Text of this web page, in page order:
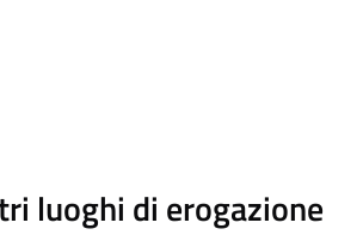
luoghi di erogazione